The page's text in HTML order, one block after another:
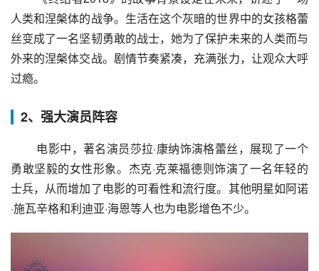
人类和涅槃体的战争。生活在这个灰暗的世界中的女孩格蕾
丝变成了一名坚韧勇敢的战士，她为了保护未来的人类而与
外来的涅槃体交战。剧情节奏紧凑，充满张力，让观众大呼
过瘾。
2、强大演员阵容
勇敢坚毅的女性形象。杰克·克莱福德则饰演了一名年轻的
士兵，从而增加了电影的可看性和流行度。其他明星如阿诺
·施瓦辛格和利迪亚·海恩等人也为电影增色不少。